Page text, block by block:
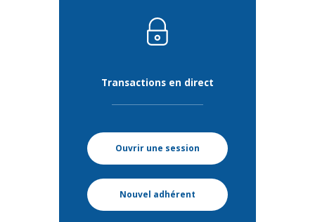
Transactions en direct
Ouvrir une session
Nouvel adhérent